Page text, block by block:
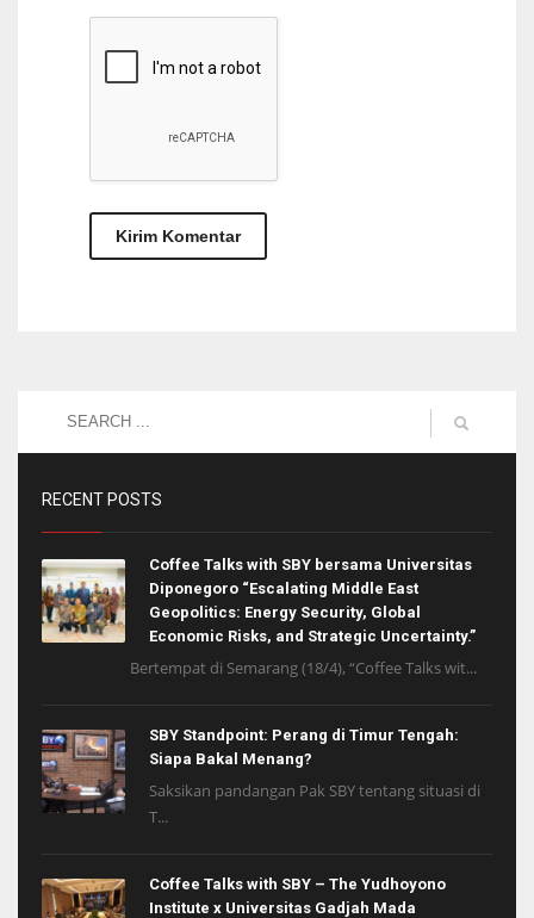
RECENT POSTS
Coffee Talks with SBY bersama Universitas
Diponegoro “Escalating Middle East
Geopolitics: Energy Security, Global
Economic Risks, and Strategic Uncertainty.”
Bertempat di Semarang (18/4), “Coffee Talks wit...
SBY Standpoint: Perang di Timur Tengah:
Siapa Bakal Menang?
Saksikan pandangan Pak SBY tentang situasi di
T...
Coffee Talks with SBY – The Yudhoyono
Institute x Universitas Gadjah Mada